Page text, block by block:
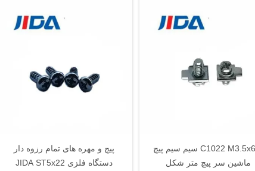
C1022 M3.5x6.8 سیم سیم پیچ
ماشین سر پیچ متر شکل
پیچ و مهره های تمام رزوه دار
دستگاه فلزی JIDA ST5x22